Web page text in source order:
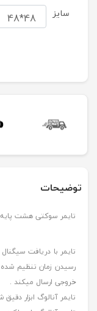
سایز
توضیحات
تایمر سوکتی هشت پایه
تایمر با دریافت
رسیدن زمان تنظیم شده
خروجی ارسال میکند .
تایمر آنالوگ ابزار